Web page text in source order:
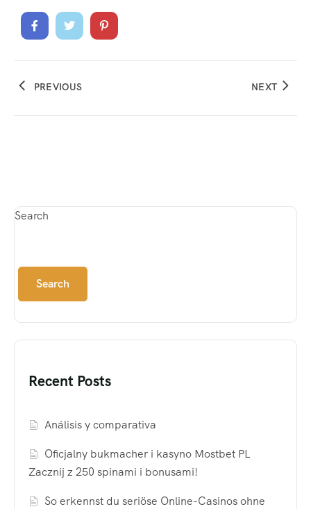
PREVIOUS NEXT
Search
Search
Recent Posts
Análisis y comparativa
Oficjalny bukmacher i kasyno Mostbet PL
Zacznij z 250 spinami i bonusami!
So erkennst du seriöse Online-Casinos ohne